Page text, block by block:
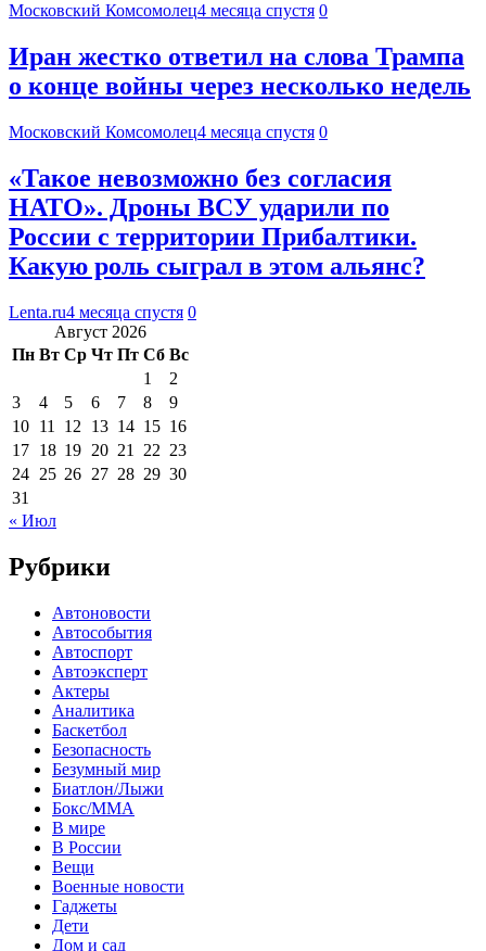
Московский Комсомолец4 месяца спустя 0
Иран жестко ответил на слова Трампа
о конце войны через несколько недель
Московский Комсомолец4 месяца спустя 0
«Такое невозможно без согласия
НАТО». Дроны ВСУ ударили по
России с территории Прибалтики.
Какую роль сыграл в этом альянс?
Lenta.ru4 месяца спустя 0
Август 2026
Пн Вт Ср Чт Пт Сб Вс
1
2
3
4 5 6 7 8
9
10 11 12 13 14 15 16
17 18 19 20 21 22 23
24 25 26 27 28 29 30
31
« Июл
Рубрики
Автоновости
Автособытия
Автоспорт
Автоэксперт
Актеры
Аналитика
Баскетбол
Безопасность
Безумный мир
Биатлон/Лыжи
Бокс/MMA
В мире
В России
Вещи
Военные новости
Гаджеты
Дети
Дом и сад